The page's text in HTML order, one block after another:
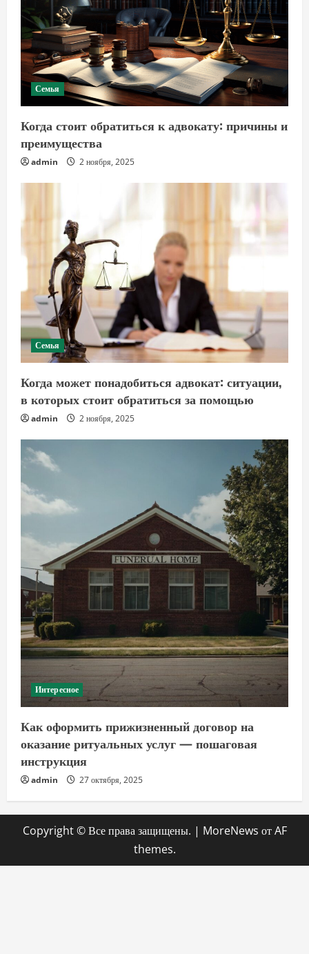
Семья
Когда стоит обратиться к адвокату: причины и
преимущества
admin 2 ноября, 2025
Семья
Когда может понадобиться адвокат: ситуации,
в которых стоит обратиться за помощью
admin 2 ноября, 2025
Интересное
Как оформить прижизненный договор на
оказание ритуальных услуг — пошаговая
инструкция
admin 27 октября, 2025
Copyright © Все права защищены. | MoreNews от AF
themes.